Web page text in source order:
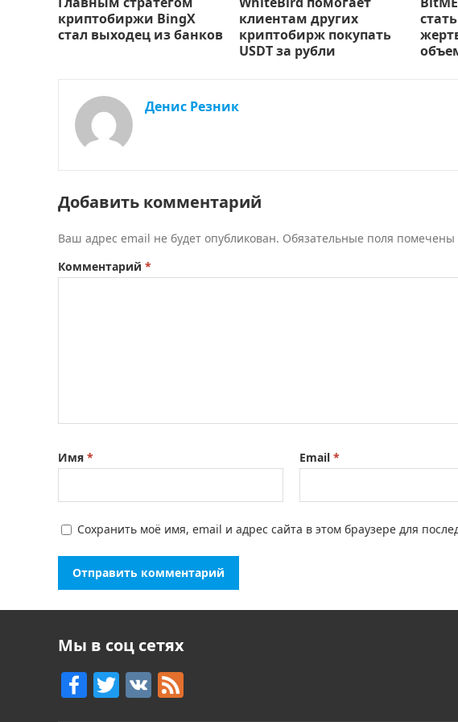
криптобиржи BingX
стал выходец из банков
клиентам других
криптобирж покупать
USDT за рубли
Денис Резник
Добавить комментарий
Ваш адрес email не будет опубликован. Обязательные поля помечены
Комментарий *
Имя * Email *
Сохранить моё имя, email и адрес сайта в этом браузере для
Мы в соц сетях
F T V